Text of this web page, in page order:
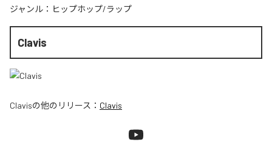
ジャンル： ヒップホップ/ラップ
Clavis
Clavisの他のリリース： Clavis